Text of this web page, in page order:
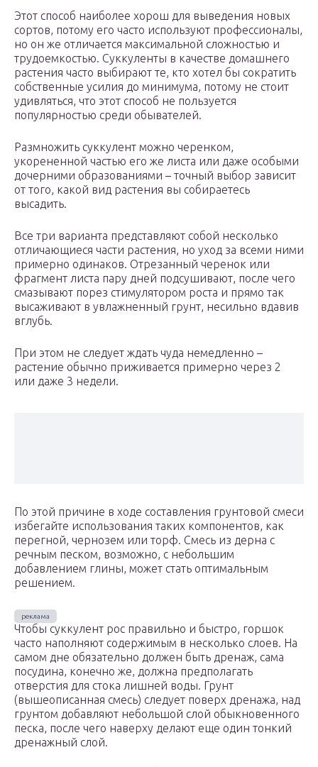
Этот способ наиболее хорош для выведения новых
сортов, потому его часто используют профессионалы,
но он же отличается максимальной сложностью и
трудоемкостью. Суккуленты в качестве домашнего
растения часто выбирают те, кто хотел бы сократить
собственные усилия до минимума, потому не стоит
удивляться, что этот способ не пользуется
популярностью среди обывателей.
Размножить суккулент можно черенком,
укорененной частью его же листа или даже особыми
дочерними образованиями – точный выбор зависит
от того, какой вид растения вы собираетесь
высадить.
Все три варианта представляют собой несколько
отличающиеся части растения, но уход за всеми ними
примерно одинаков. Отрезанный черенок или
фрагмент листа пару дней подсушивают, после чего
смазывают порез стимулятором роста и прямо так
высаживают в увлажненный грунт, несильно вдавив
вглубь.
При этом не следует ждать чуда немедленно –
растение обычно приживается примерно через 2
или даже 3 недели.
По этой причине в ходе составления грунтовой смеси
избегайте использования таких компонентов, как
перегной, чернозем или торф. Смесь из дерна с
речным песком, возможно, с небольшим
добавлением глины, может стать оптимальным
решением.
Чтобы суккулент рос правильно и быстро, горшок
часто наполняют содержимым в несколько слоев. На
самом дне обязательно должен быть дренаж, сама
посудина, конечно же, должна предполагать
отверстия для стока лишней воды. Грунт
(вышеописанная смесь) следует поверх дренажа, над
грунтом добавляют небольшой слой обыкновенного
песка, после чего наверху делают еще один тонкий
дренажный слой.